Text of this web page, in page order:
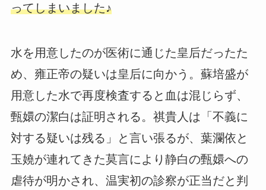
ってしまいました♪
水を用意したのが医術に通じた皇后だったた
め、雍正帝の疑いは皇后に向かう。蘇培盛が
用意した水で再度検査すると血は混じらず、
甄嬛の潔白は証明される。祺貴人は「不義に
対する疑いは残る」と言い張るが、葉瀾依と
玉嬈が連れてきた莫言により静白の甄嬛への
虐待が明かされ、温実初の診察が正当だと判